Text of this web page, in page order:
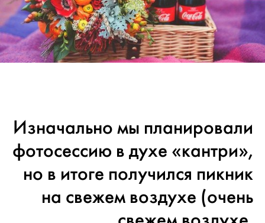
Изначально мы планировали
фотосессию в духе «кантри»,
но в итоге получился пикник
на свежем воздухе (очень